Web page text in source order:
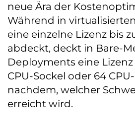
neue Ära der
Während in
eine einzelne Lizenz bis
abdeckt, deckt in Bare-
Deployments eine
CPU-Sockel oder 64
nachdem, welcher
erreicht wird.